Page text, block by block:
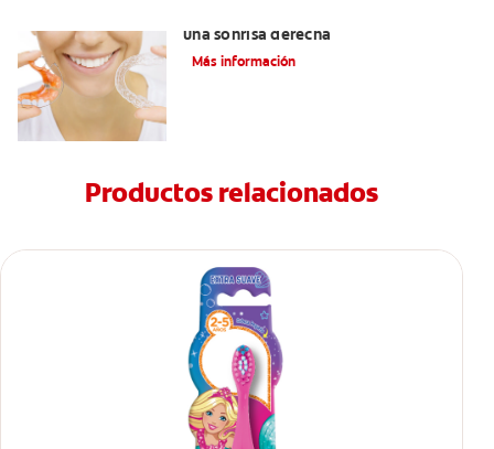
una sonrisa derecha
Más información
Productos relacionados